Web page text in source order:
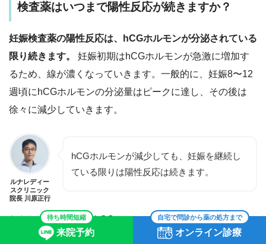
検査薬はいつまで陽性反応が続きますか？
妊娠検査薬の陽性反応は、
hCGホルモンが分泌されている
限り続きます。
妊娠初期はhCGホルモンが急激に増加す
るため、線が濃くなっていきます。一般的に、 妊娠8〜12
週頃にhCGホルモンの分泌量はピークに達し
、その後は
徐々に減少していきます。
ルナレディー
スクリニック
院長 川原正行
hCGホルモンが減少しても、妊娠を継続し
ている限りは陽性反応は続きます。
ただし、ごく稀に、hCGホルモンを生成する病気が原因で
陽性反応が続くケースもあります。陽性反応が継続してい
待ち時間短縮
来院予約
自宅で問診から薬の処方まで
オンライン診療